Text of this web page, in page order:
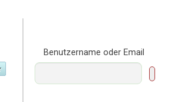
Benutzername oder Email